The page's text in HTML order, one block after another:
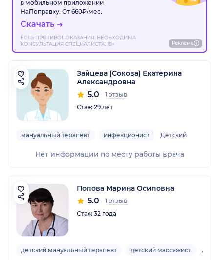
в мобильном приложении
НаПоправку. От 660₽/мес.
Скачать
ЕСТЬ ПРОТИВОПОКАЗАНИЯ. НЕОБХОДИМА
КОНСУЛЬТАЦИЯ СПЕЦИАЛИСТА. 18+
Реклама
Зайцева (Сокова) Екатерина
Александровна
5.0
1 отзыв
Стаж 29 лет
мануальный терапевт инфекционист Детский
Нет информации по месту работы врача
Попова Марина Осиповна
5.0
1 отзыв
Стаж 32 года
детский мануальный терапевт детский массажист